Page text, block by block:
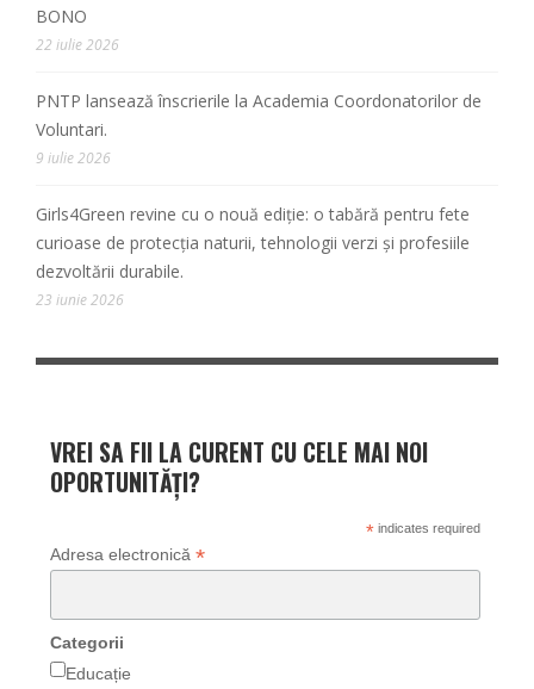
BONO
22 iulie 2026
PNTP lansează înscrierile la Academia Coordonatorilor de
Voluntari.
9 iulie 2026
Girls4Green revine cu o nouă ediție: o tabără pentru fete
curioase de protecția naturii, tehnologii verzi și profesiile
dezvoltării durabile.
23 iunie 2026
VREI SA FII LA CURENT CU CELE MAI NOI
OPORTUNITĂȚI?
*indicates required
Adresa electronică *
Categorii
Educație